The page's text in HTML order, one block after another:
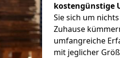
kostengünstige
Sie sich um
Zuhause
umfangreiche
mit jeglicher